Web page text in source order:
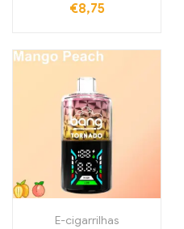
40000 tragos
€8,75
E-cigarrilhas